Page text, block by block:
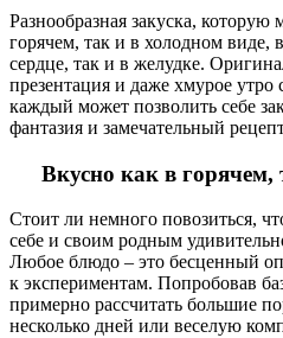
Разнообразная закуска, которую
горячем, так и в холодном виде,
сердце, так и в желудке.
презентация и даже хмурое
каждый может позволить себе
фантазия и замечательный
Вкусно как в горячем,
Стоит ли немного повозиться,
себе и своим родным
Любое блюдо – это бесценный
к экспериментам. Попробовав
примерно рассчитать большие
несколько дней или веселую